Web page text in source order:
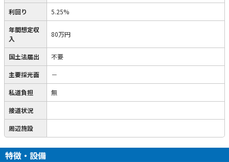
利回り 5.25%
年間想定収
入
80万円
国土法届出 不要
主要採光面 －
私道負担 無
接道状況
周辺施設
特徴・設備